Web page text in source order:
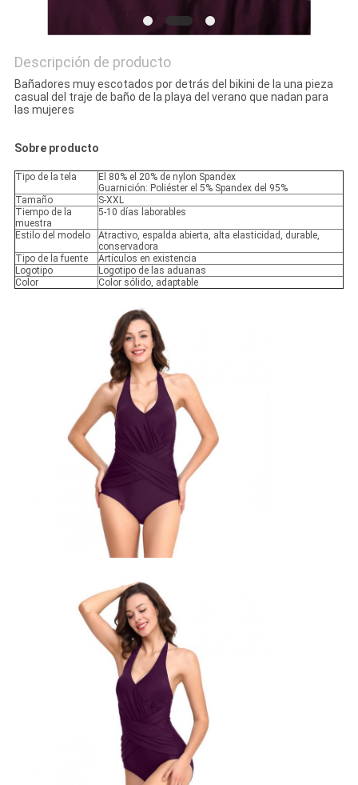
Descripción de producto
Bañadores muy escotados por detrás del bikini de la una pieza
casual del traje de baño de la playa del verano que nadan para
las mujeres
Sobre producto
Tipo de la tela
El 80% el 20% de nylon Spandex
Guarnición: Poliéster el 5% Spandex del 95%
Tamaño
S-XXL
Tiempo de la
muestra
5-10 días laborables
Estilo del modelo
Atractivo, espalda abierta, alta elasticidad, durable,
conservadora
Tipo de la fuente
Artículos en existencia
Logotipo
Logotipo de las aduanas
Color
Color sólido, adaptable